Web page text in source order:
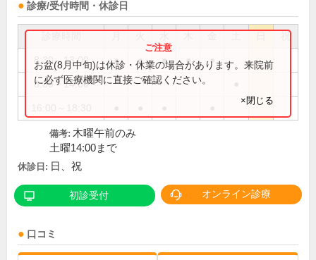
診療/受付時間・休診日
祝
8:30～13:00 ● ● ● ● ●
8:30～14:00
お盆(8月中旬)は休診・休業の場合があります。来院前
に必ず医療機関に直接ご確認ください。
×閉じる
備考: 木曜午前のみ
土曜14:00まで
休診日: 日、祝
初診受付 オンライン診療
口コミ